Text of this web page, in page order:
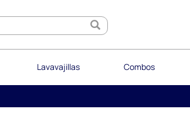
Lavavajillas Combos